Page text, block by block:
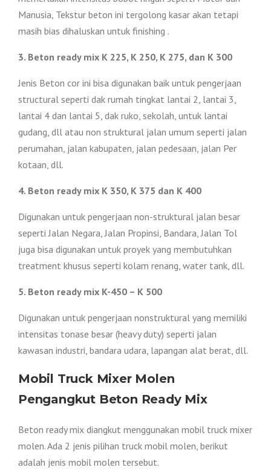
Manusia, Tekstur beton ini tergolong kasar akan tetapi
masih bias dihaluskan untuk finishing .
3. Beton ready mix K 225, K 250, K 275, dan K 300
Jenis Beton cor ini bisa digunakan baik untuk pengerjaan
structural seperti dak rumah tingkat lantai 2, lantai 3,
lantai 4 dan lantai 5, dak ruko, sekolah, untuk lantai
gudang, dll atau non struktural jalan umum seperti jalan
perumahan, jalan kabupaten, jalan pedesaan, jalan Per
kotaan, dll.
4. Beton ready mix K 350, K 375 dan K 400
Digunakan untuk pengerjaan non-struktural jalan besar
seperti Jalan Negara, Jalan Propinsi, Bandara, Jalan Tol
juga bisa digunakan untuk proyek yang membutuhkan
treatment khusus seperti kolam renang, water tank, dll.
5. Beton ready mix K-450 – K 500
Digunakan untuk pengerjaan nonstruktural yang memiliki
intensitas tonase besar (heavy duty) seperti jalan
kawasan industri, bandara udara, lapangan alat berat, dll.
Mobil Truck Mixer Molen
Pengangkut Beton Ready Mix
Beton ready mix diangkut menggunakan mobil truck mixer
molen. Ada 2 jenis pilihan truck mobil molen, berikut
adalah jenis mobil molen tersebut.